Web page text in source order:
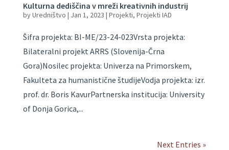
Kulturna dediščina v mreži kreativnih industrij
byUredništvo | Jan 1, 2023 | Projekti, Projekti IAD
Šifra projekta: BI-ME/23-24-023Vrsta projekta:
Bilateralni projekt ARRS (Slovenija-Črna
Gora)Nosilec projekta: Univerza na Primorskem,
Fakulteta za humanistične študijeVodja projekta: izr.
prof. dr. Boris KavurPartnerska institucija: University
of Donja Gorica,...
Next Entries »